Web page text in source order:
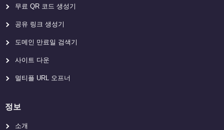
무료 QR 코드 생성기
공유 링크 생성기
도메인 만료일 검색기
사이트 다운
멀티플 URL 오프너
정보
소개